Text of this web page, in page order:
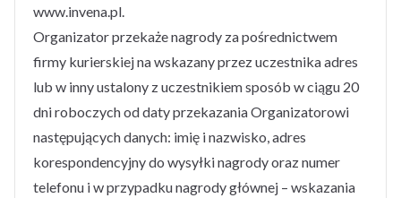
www.invena.pl.
Organizator przekaże nagrody za pośrednictwem
firmy kurierskiej na wskazany przez uczestnika adres
lub w inny ustalony z uczestnikiem sposób w ciągu 20
dni roboczych od daty przekazania Organizatorowi
następujących danych: imię i nazwisko, adres
korespondencyjny do wysyłki nagrody oraz numer
telefonu i w przypadku nagrody głównej – wskazania